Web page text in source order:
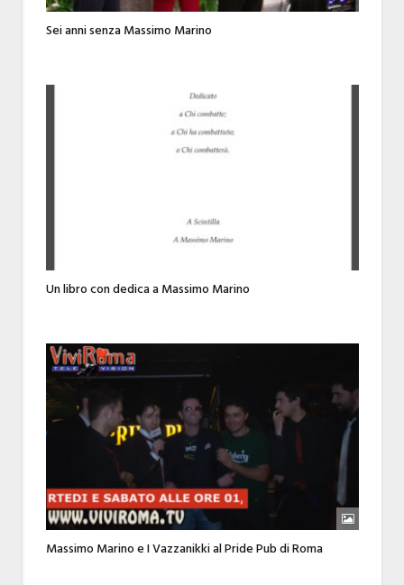
Sei anni senza Massimo Marino
Un libro con dedica a Massimo Marino
Massimo Marino e I Vazzanikki al Pride Pub di Roma